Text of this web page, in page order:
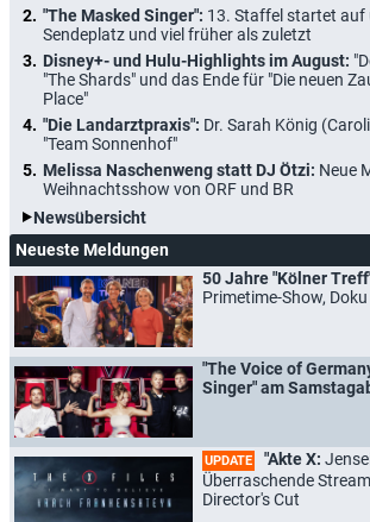
"The Masked Singer": 13. Staffel startet auf
Sendeplatz und viel früher als zuletzt
Disney+- und Hulu-Highlights im August:
"The Shards" und das Ende für "Die neuen
Place"
"Die Landarztpraxis": Dr. Sarah König
"Team Sonnenhof"
Melissa Naschenweng statt DJ Ötzi: Neue
Weihnachtsshow von ORF und BR
Newsübersicht
Neueste Meldungen
50 Jahre "Kölner
Primetime-Show,
"The Voice of
Singer" am
UPDATE "Akte X:
Überraschende
Director's Cut